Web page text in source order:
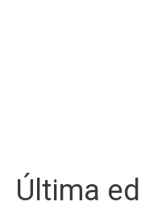
Última